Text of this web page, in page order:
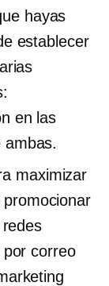
hayas
establecer
en las
ambas.
maximizar
correo